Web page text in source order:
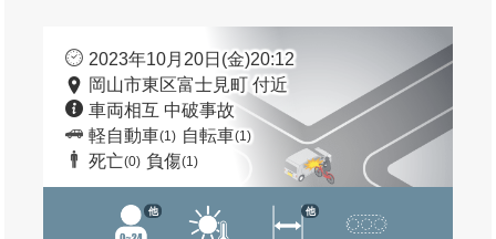
2023年10月20日(金)20:12
岡山市東区富士見町 付近
車両相互 中破事故
軽自動車(1) 自転車(1)
死亡(0) 負傷(1)
他 他